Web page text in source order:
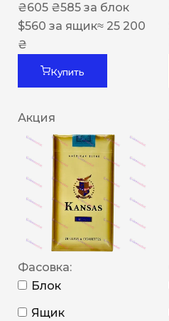
₴605 ₴585 за блок
$560 за ящик≈ 25 200
₴
Купить
Акция
Фасовка:
Блок
Ящик